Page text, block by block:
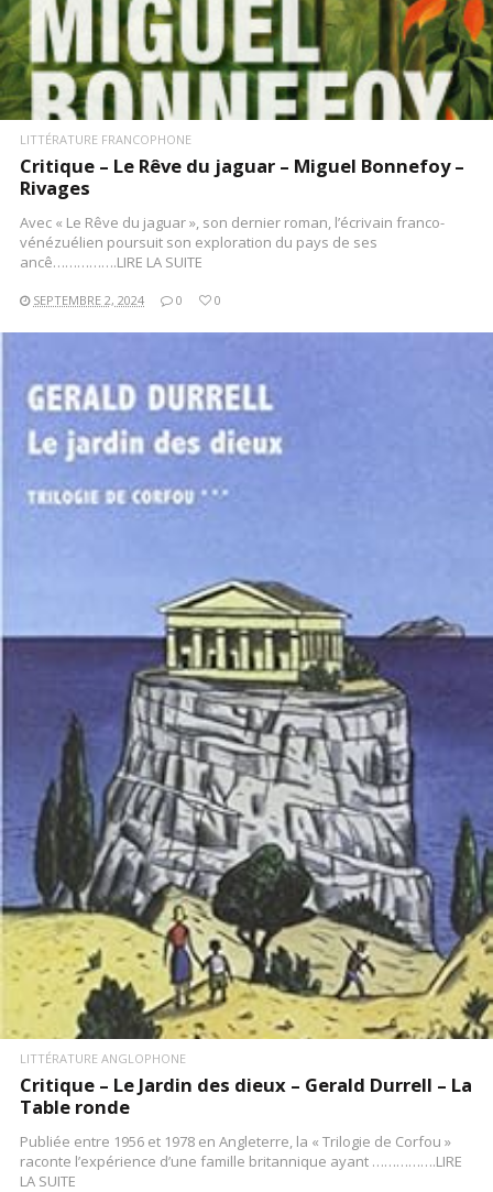
LITTÉRATURE FRANCOPHONE
Critique – Le Rêve du jaguar – Miguel Bonnefoy –
Rivages
Avec « Le Rêve du jaguar », son dernier roman, l’écrivain franco-
vénézuélien poursuit son exploration du pays de ses
ancê…………….LIRE LA SUITE
SEPTEMBRE 2, 2024 0 0
LIRE LA SUITE
LITTÉRATURE ANGLOPHONE
Critique – Le Jardin des dieux – Gerald Durrell – La
Table ronde
Publiée entre 1956 et 1978 en Angleterre, la « Trilogie de Corfou »
raconte l’expérience d’une famille britannique ayant …………….LIRE
LA SUITE